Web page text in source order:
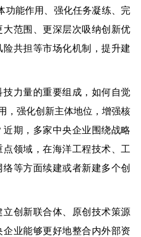
功能作用、强化任务凝练、完
范围、更深层次吸纳创新优
共担等市场化机制，提升建
力量的重要组成，如何自觉
，强化创新主体地位，增强核
期，多家中央企业围绕战略
领域，在海洋工程技术、工
等方面续建或者新建多个创
创新联合体、原创技术策源
业能够更好地整合内外部资